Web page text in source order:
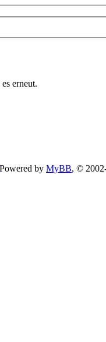
erneut.
by MyBB, ©